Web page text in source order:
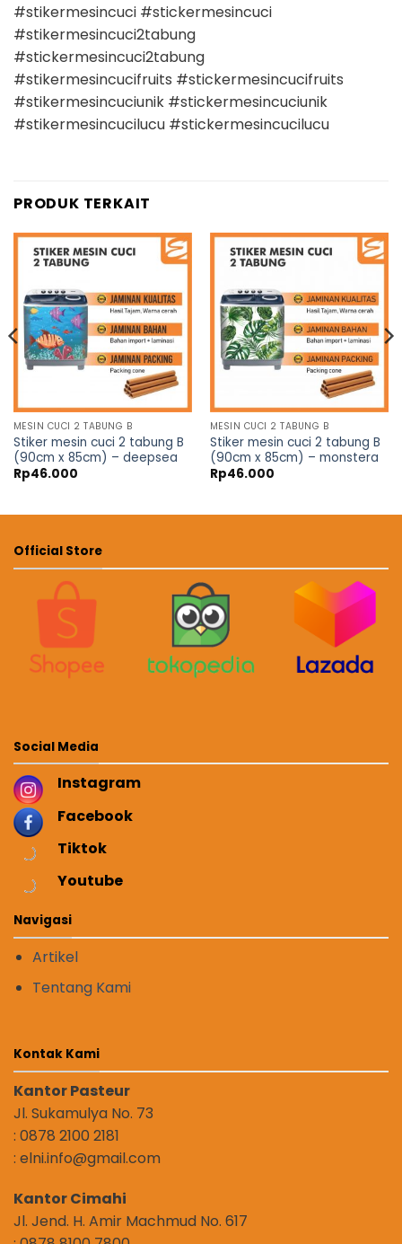
#stikermesincuci #stickermesincuci
#stikermesincuci2tabung
#stickermesincuci2tabung
#stikermesincucifruits #stickermesincucifruits
#stikermesincuciunik #stickermesincuciunik
#stikermesincucilucu #stickermesincucilucu
PRODUK TERKAIT
MESIN CUCI 2 TABUNG B
Stiker mesin cuci 2 tabung B
(90cm x 85cm) – deepsea
Rp46.000
MESIN CUCI 2 TABUNG B
Stiker mesin cuci 2 tabung B
(90cm x 85cm) – monstera
Rp46.000
Official Store
Social Media
Instagram
Facebook
Tiktok
Youtube
Navigasi
Artikel
Tentang Kami
Kontak Kami
Kantor Pasteur
Jl. Sukamulya No. 73
: 0878 2100 2181
: elni.info@gmail.com
Kantor Cimahi
Jl. Jend. H. Amir Machmud No. 617